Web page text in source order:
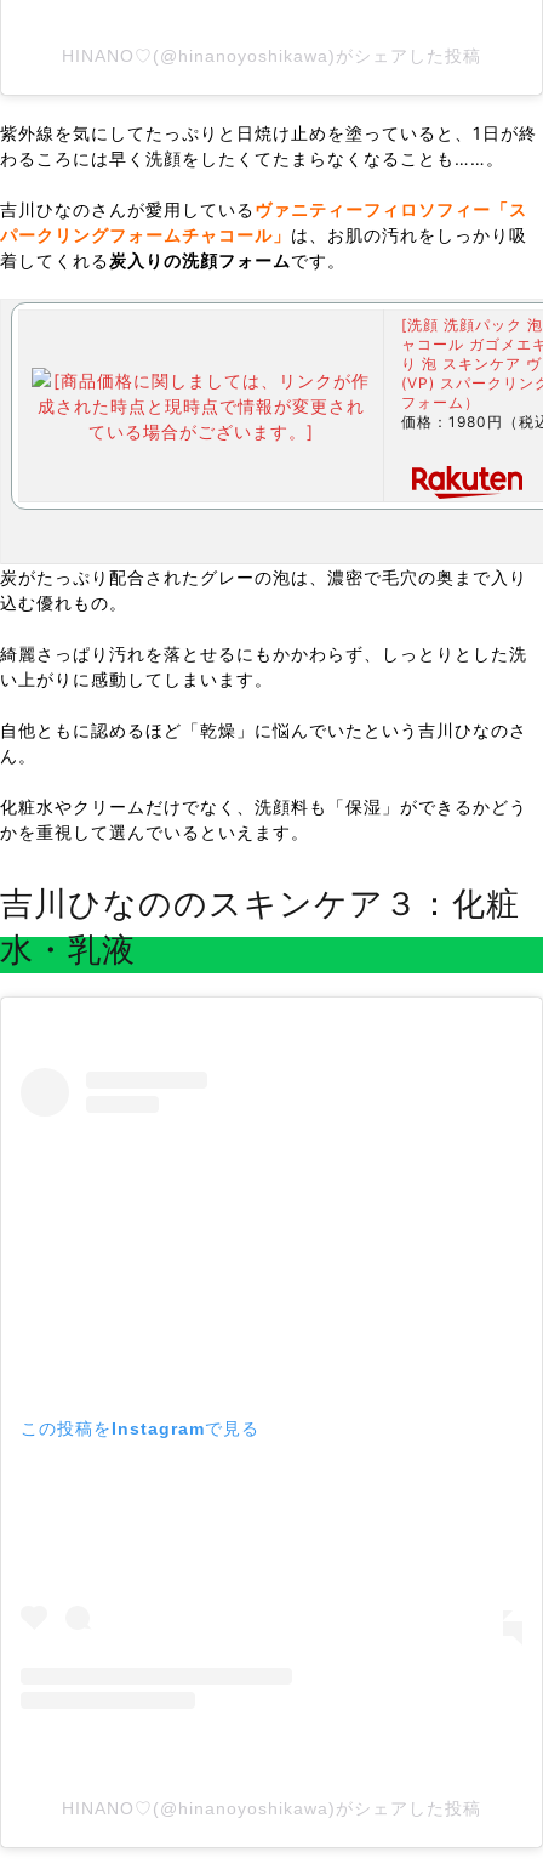
HINANO♡(@hinanoyoshikawa)がシェアした投稿
紫外線を気にしてたっぷりと日焼け止めを塗っていると、1日が終
わるころには早く洗顔をしたくてたまらなくなることも……。
吉川ひなのさんが愛用しているヴァニティーフィロソフィー「ス
パークリングフォームチャコール」 は、お肌の汚れをしっかり吸
着してくれる炭入りの洗顔フォームです。
[洗顔 洗顔パック
ャコール ガゴメエ
り 泡 スキンケア
(VP) スパークリン
フォーム）
価格：1980円（税
炭がたっぷり配合されたグレーの泡は、濃密で毛穴の奥まで入り
込む優れもの。
綺麗さっぱり汚れを落とせるにもかかわらず、しっとりとした洗
い上がりに感動してしまいます。
自他ともに認めるほど「乾燥」に悩んでいたという吉川ひなのさ
ん。
化粧水やクリームだけでなく、洗顔料も「保湿」ができるかどう
かを重視して選んでいるといえます。
吉川ひなののスキンケア３：化粧
水・乳液
この投稿をInstagramで見る
HINANO♡(@hinanoyoshikawa)がシェアした投稿